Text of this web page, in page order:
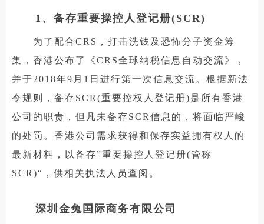
1、备存重要操控人登记册(SCR)
为了配合CRS，打击洗钱及恐怖分子资金筹
集，香港公布了《CRS全球纳税信息自动交流》，
并于2018年9月1日进行第一次信息交流。根据新法
令规则，备存SCR(重要控权人登记册)是所有香港
公司的职责，但凡未备存SCR信息的，将面临严峻
的处罚。香港公司需求获得和保存实益拥有权人的
最新材料，以备存”重要操控人登记册(管称
SCR)“，供相关执法人员查阅。
深圳金兔国际商务有限公司